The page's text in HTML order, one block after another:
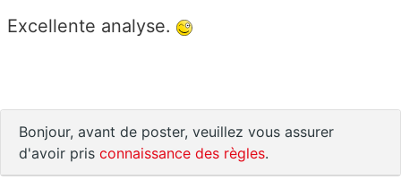
Excellente analyse.
Bonjour, avant de poster, veuillez vous assurer
d'avoir pris connaissance des règles.